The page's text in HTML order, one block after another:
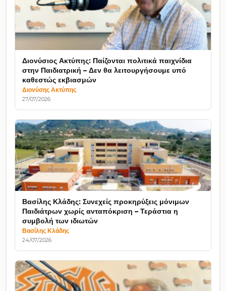
Διονύσιος Ακτύπης: Παίζονται πολιτικά παιχνίδια
στην Παιδιατρική – Δεν θα λειτουργήσουμε υπό
καθεστώς εκβιασμών
Διονύσης Ακτύπης
27/07/2026
Βασίλης Κλάδης: Συνεχείς προκηρύξεις μόνιμων
Παιδιάτρων χωρίς ανταπόκριση – Τεράστια η
συμβολή των ιδιωτών
Βασίλης Κλάδης
24/07/2026